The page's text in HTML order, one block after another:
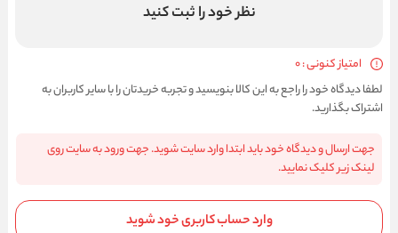
نظر خود را ثبت کنید
امتیاز کنونی : 0
لطفا دیدگاه خود را راجع به این کالا بنویسید و تجربه خریدتان را با سایر کاربران به
اشتراک بگذارید.
جهت ارسال و دیدگاه خود باید ابتدا وارد سایت شوید. جهت ورود به سایت روی
لینک زیر کلیک نمایید.
وارد حساب کاربری خود شوید